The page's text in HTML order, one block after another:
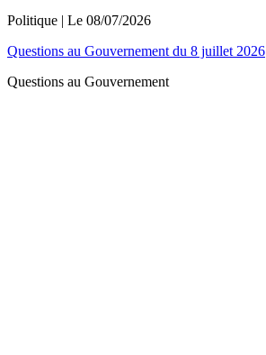
Politique | Le 08/07/2026
Questions au Gouvernement du 8 juillet 2026
Questions au Gouvernement